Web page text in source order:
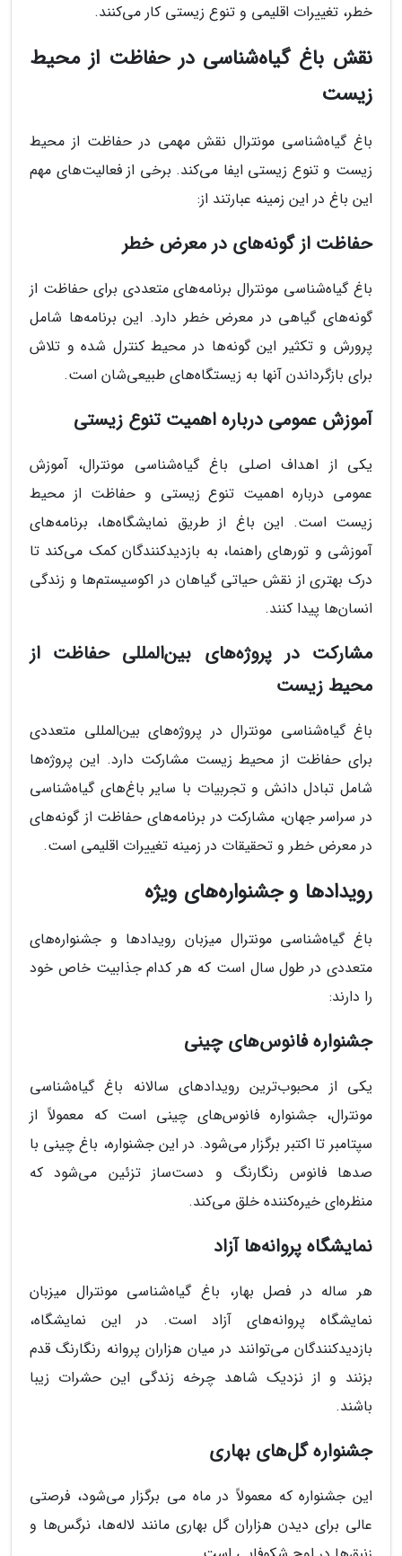
خطر، تغییرات اقلیمی و تنوع زیستی کار می‌کنند.
نقش باغ گیاه‌شناسی در حفاظت از محیط
زیست
باغ گیاه‌شناسی مونترال نقش مهمی در حفاظت از محیط
زیست و تنوع زیستی ایفا می‌کند. برخی از فعالیت‌های مهم
این باغ در این زمینه عبارتند از:
حفاظت از گونه‌های در معرض خطر
باغ گیاه‌شناسی مونترال برنامه‌های متعددی برای حفاظت از
گونه‌های گیاهی در معرض خطر دارد. این برنامه‌ها شامل
پرورش و تکثیر این گونه‌ها در محیط کنترل شده و تلاش
برای بازگرداندن آنها به زیستگاه‌های طبیعی‌شان است.
آموزش عمومی درباره اهمیت تنوع زیستی
یکی از اهداف اصلی باغ گیاه‌شناسی مونترال، آموزش
عمومی درباره اهمیت تنوع زیستی و حفاظت از محیط
زیست است. این باغ از طریق نمایشگاه‌ها، برنامه‌های
آموزشی و تورهای راهنما، به بازدیدکنندگان کمک می‌کند تا
درک بهتری از نقش حیاتی گیاهان در اکوسیستم‌ها و زندگی
انسان‌ها پیدا کنند.
مشارکت در پروژه‌های بین‌المللی حفاظت از
محیط زیست
باغ گیاه‌شناسی مونترال در پروژه‌های بین‌المللی متعددی
برای حفاظت از محیط زیست مشارکت دارد. این پروژه‌ها
شامل تبادل دانش و تجربیات با سایر باغ‌های گیاه‌شناسی
در سراسر جهان، مشارکت در برنامه‌های حفاظت از گونه‌های
در معرض خطر و تحقیقات در زمینه تغییرات اقلیمی است.
رویدادها و جشنواره‌های ویژه
باغ گیاه‌شناسی مونترال میزبان رویدادها و جشنواره‌های
متعددی در طول سال است که هر کدام جذابیت خاص خود
را دارند:
جشنواره فانوس‌های چینی
یکی از محبوب‌ترین رویدادهای سالانه باغ گیاه‌شناسی
مونترال، جشنواره فانوس‌های چینی است که معمولاً از
سپتامبر تا اکتبر برگزار می‌شود. در این جشنواره، باغ چینی با
صدها فانوس رنگارنگ و دست‌ساز تزئین می‌شود که
منظره‌ای خیره‌کننده خلق می‌کند.
نمایشگاه پروانه‌ها آزاد
هر ساله در فصل بهار، باغ گیاه‌شناسی مونترال میزبان
نمایشگاه پروانه‌های آزاد است. در این نمایشگاه،
بازدیدکنندگان می‌توانند در میان هزاران پروانه رنگارنگ قدم
بزنند و از نزدیک شاهد چرخه زندگی این حشرات زیبا
باشند.
جشنواره گل‌های بهاری
این جشنواره که معمولاً در ماه می برگزار می‌شود، فرصتی
عالی برای دیدن هزاران گل بهاری مانند لاله‌ها، نرگس‌ها و